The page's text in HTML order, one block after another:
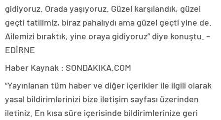
gidiyoruz. Orada yaşıyoruz. Güzel karşılandık, güzel
geçti tatilimiz, biraz pahalıydı ama güzel geçti yine de.
Ailemizi bıraktık, yine oraya gidiyoruz” diye konuştu. –
EDİRNE
Haber Kaynak : SONDAKIKA.COM
“Yayınlanan tüm haber ve diğer içerikler ile ilgili olarak
yasal bildirimlerinizi bize iletişim sayfası üzerinden
iletiniz. En kısa süre içerisinde bildirimlerinize geri